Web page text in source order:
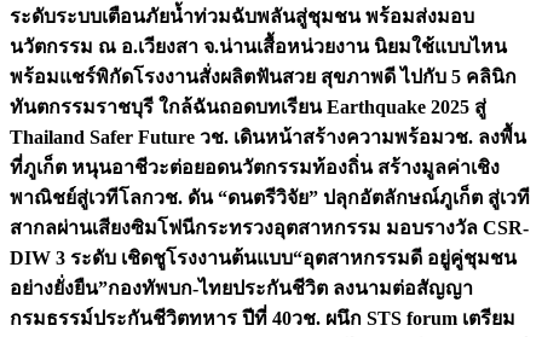
ระดับระบบเตือนภัยน้ำท่วมฉับพลันสู่ชุมชน พร้อมส่งมอบ
นวัตกรรม ณ อ.เวียงสา จ.น่านเสื้อหน่วยงาน นิยมใช้แบบไหน
พร้อมแชร์พิกัดโรงงานสั่งผลิตฟันสวย สุขภาพดี ไปกับ 5 คลินิก
ทันตกรรมราชบุรี ใกล้ฉันถอดบทเรียน Earthquake 2025 สู่
Thailand Safer Future วช. เดินหน้าสร้างความพร้อมวช. ลงพื้น
ที่ภูเก็ต หนุนอาชีวะต่อยอดนวัตกรรมท้องถิ่น สร้างมูลค่าเชิง
พาณิชย์สู่เวทีโลกวช. ดัน “ดนตรีวิจัย” ปลุกอัตลักษณ์ภูเก็ต สู่เวที
สากลผ่านเสียงซิมโฟนีกระทรวงอุตสาหกรรม มอบรางวัล CSR-
DIW 3 ระดับ เชิดชูโรงงานต้นแบบ“อุตสาหกรรมดี อยู่คู่ชุมชน
อย่างยั่งยืน”กองทัพบก-ไทยประกันชีวิต ลงนามต่อสัญญา
กรมธรรม์ประกันชีวิตทหาร ปีที่ 40วช. ผนึก STS forum เตรียม